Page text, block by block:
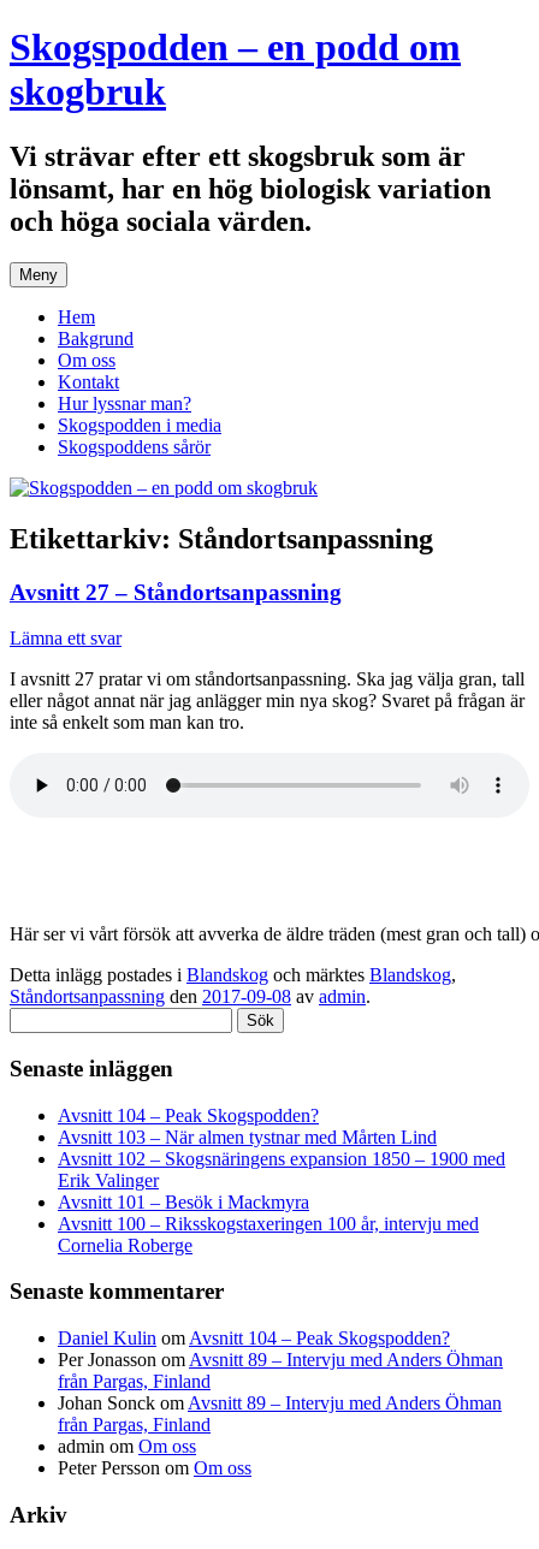
Hoppa
till
innehåll
Skogspodden – en podd om
skogbruk
Vi strävar efter ett skogsbruk som är
lönsamt, har en hög biologisk variation
och höga sociala värden.
Meny
Hem
Bakgrund
Om oss
Kontakt
Hur lyssnar man?
Skogspodden i media
Skogspoddens sårör
Etikettarkiv: Ståndortsanpassning
Avsnitt 27 – Ståndortsanpassning
Lämna ett svar
I avsnitt 27 pratar vi om ståndortsanpassning. Ska jag välja gran, tall
eller något annat när jag anlägger min nya skog? Svaret på frågan är
inte så enkelt som man kan tro.
Här ser vi vårt försök att avverka de äldre träden (mest gran och tall)
Detta inlägg postades i Blandskog och märktes Blandskog,
Ståndortsanpassning den 2017-09-08 av admin.
efter:
Senaste inläggen
Avsnitt 104 – Peak Skogspodden?
Avsnitt 103 – När almen tystnar med Mårten Lind
Avsnitt 102 – Skogsnäringens expansion 1850 – 1900 med
Erik Valinger
Avsnitt 101 – Besök i Mackmyra
Avsnitt 100 – Riksskogstaxeringen 100 år, intervju med
Cornelia Roberge
Senaste kommentarer
Daniel Kulin om Avsnitt 104 – Peak Skogspodden?
Per Jonasson om Avsnitt 89 – Intervju med Anders Öhman
från Pargas, Finland
Johan Sonck om Avsnitt 89 – Intervju med Anders Öhman
från Pargas, Finland
admin om Om oss
Peter Persson om Om oss
Arkiv